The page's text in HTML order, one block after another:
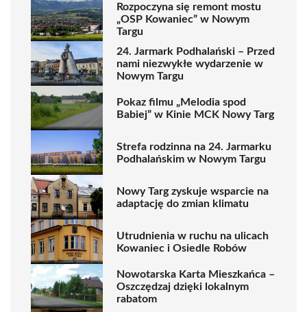
Rozpoczyna się remont mostu
„OSP Kowaniec” w Nowym
Targu
24. Jarmark Podhalański – Przed
nami niezwykłe wydarzenie w
Nowym Targu
Pokaz filmu „Melodia spod
Babiej” w Kinie MCK Nowy Targ
Strefa rodzinna na 24. Jarmarku
Podhalańskim w Nowym Targu
Nowy Targ zyskuje wsparcie na
adaptację do zmian klimatu
Utrudnienia w ruchu na ulicach
Kowaniec i Osiedle Robów
Nowotarska Karta Mieszkańca –
Oszczędzaj dzięki lokalnym
rabatom